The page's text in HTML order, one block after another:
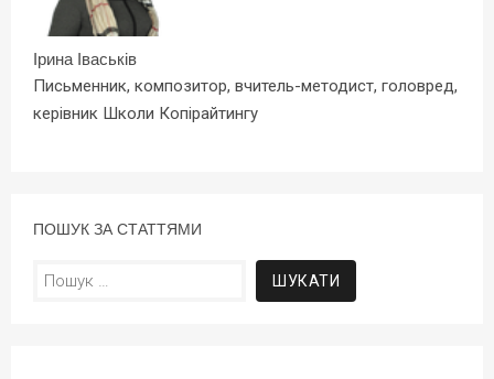
Ірина Іваськів
Письменник, композитор, вчитель-методист, головред,
керівник Школи Копірайтингу
ПОШУК ЗА СТАТТЯМИ
Пошук: